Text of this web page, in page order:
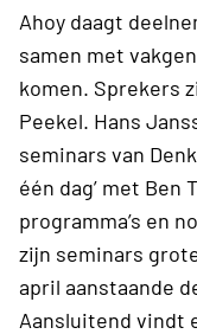
Ahoy daagt
samen met
komen. Sprekers
Peekel. Hans
seminars van
één dag’ met Ben
programma’s en
zijn seminars
april aanstaande
Aansluitend vindt